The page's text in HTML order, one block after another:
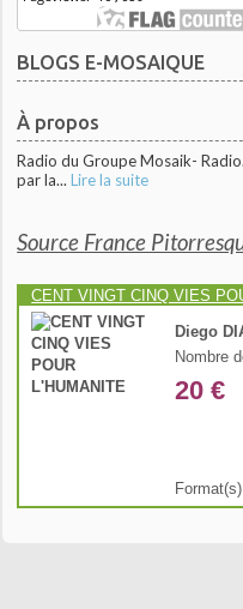
BLOGS E-MOSAIQUE
À propos
Radio du Groupe Mosaik-
par la... Lire la suite
Source France
CENT VINGT CINQ VIES
Diego
Nombre
20 €